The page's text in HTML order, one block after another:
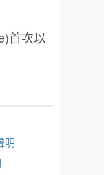
首次以
明